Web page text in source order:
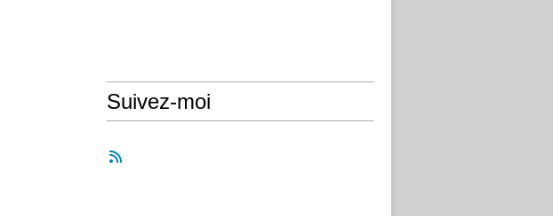
Suivez-moi